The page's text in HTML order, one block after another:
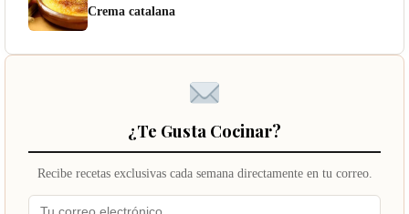
Crema catalana
¿Te Gusta Cocinar?
Recibe recetas exclusivas cada semana directamente en tu correo.